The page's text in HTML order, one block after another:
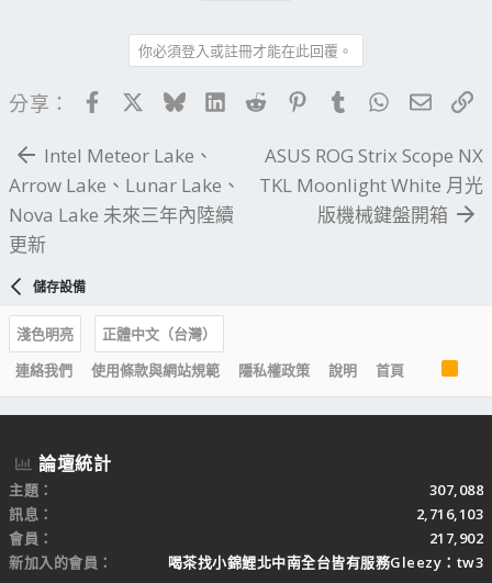
你必須登入或註冊才能在此回覆。
分享： FacebookBlueskyLinkedIn
Reddit PinterestTumblrWhatsApp
電子
Intel Meteor Lake、
Arrow Lake、Lunar Lake、
Nova Lake 未來三年內陸續
更新
ASUS ROG Strix Scope NX
TKL Moonlight White 月光
版機械鍵盤開箱
儲存設備
淺色明亮
正體中文（台灣）
連絡我們
使用條款與網站規範 隱私權政策 說明 首頁
R
S
S
論壇統計
主題
307,088
訊息
2,716,103
會員
217,902
新加入的會員
喝茶找小錦鯉北中南全台皆有服務Gleezy：tw3